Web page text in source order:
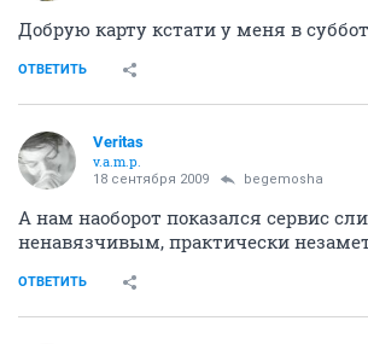
Добрую карту кстати у меня в
ОТВЕТИТЬ
Veritas
v.a.m.p.
18 сентября 2009 begemosha
А нам наоборот показался сервис
ненавязчивым, практически
ОТВЕТИТЬ